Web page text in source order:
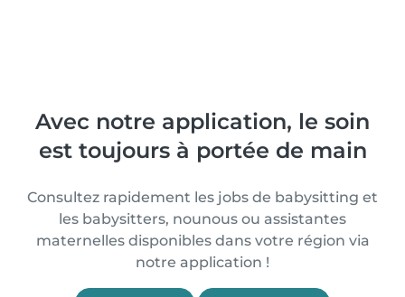
Avec notre application, le soin
est toujours à portée de main
Consultez rapidement les jobs de babysitting et
les babysitters, nounous ou assistantes
maternelles disponibles dans votre région via
notre application !